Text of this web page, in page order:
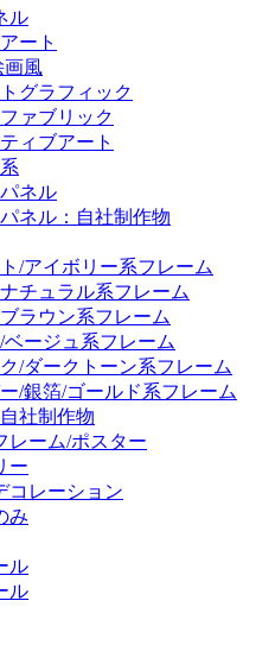
ル
ート
画風
グラフィック
ァブリック
ィブアート
ネル
ネル：自社制作物
/アイボリー系フレーム
チュラル系フレーム
ラウン系フレーム
ベージュ系フレーム
/ダークトーン系フレーム
/銀箔/ゴールド系フレーム
社制作物
ーム/ポスター
ー
レーション
み
ル
ル